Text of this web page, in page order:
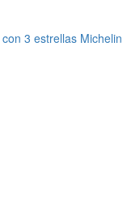
3 estrellas Michelin